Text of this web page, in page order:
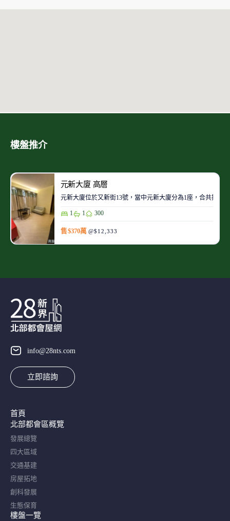
樓盤推介
元新大廈 高層
元新大廈位於又新街13號，當中元新大廈分為1座，合共提供
1 1 300
售 $370萬 @$12,333
info@28nts.com
立即諮詢
首頁
北部都會區概覽​
發展總覽
四大區域
交通基建
房屋拓地
創科發展
生態保育
樓盤一覽